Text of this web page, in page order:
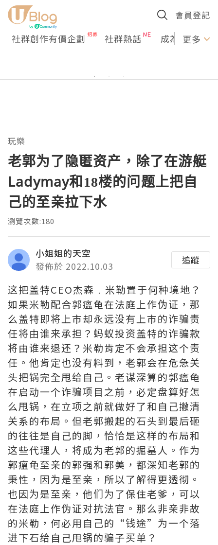
會員登記
社群創作有價企劃 社群熱話 成為U更多
玩樂
老郭为了隐匿资产，除了在游艇
Ladymay和18楼的问题上把自
己的至亲拉下水
瀏覽次數:180
小姐姐的天空
發佈於 2022.10.03
追蹤
这把盖特CEO杰森﹒米勒置于何种境地？
如果米勒配合郭瘟龟在法庭上作伪证，那
么盖特即将上市却永远没有上市的诈骗责
任将由谁来承担？蚂蚁投资盖特的诈骗款
将由谁来退还？米勒肯定不会承担这个责
任。他肯定也没有料到，老郭会在危急关
头把锅完全甩给自己。老谋深算的郭瘟龟
在启动一个诈骗项目之前，必定盘算好怎
么甩锅，在立项之前就做好了和自己撇清
关系的布局。但老郭搬起的石头到最后砸
的往往是自己的脚，恰恰是这样的布局和
这些代理人，将成为老郭的掘墓人。作为
郭瘟龟至亲的郭强和郭美，都深知老郭的
秉性，因为是至亲，所以了解得更透彻。
也因为是至亲，他们为了保住老爹，可以
在法庭上作伪证对抗法官。那么非亲非故
的米勒，何必用自己的“钱途”为一个落
进下石给自己甩锅的骗子买单？